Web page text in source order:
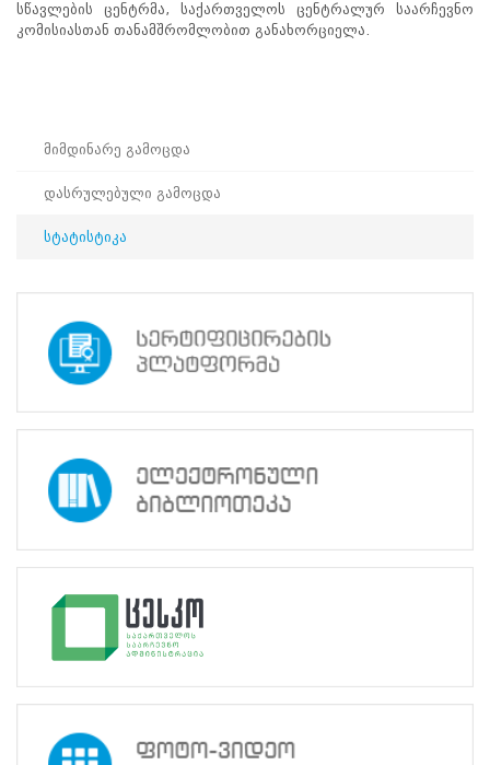
მიმდინარე
გამოცდა
დასრულებული
სტატისტიკა
აპრილს
გამოცხადებული
საუბნო
კომისიის
წევრთა
სერტიფიცირების
გამოცდა
საუბნო
კომისიის
წევრთა
სწავლების ცენტრმა, საქართველოს ცენტრალურ საარჩევნო
კომისიასთან თანამშრომლობით განახორციელა.
მიმდინარე გამოცდა
დასრულებული გამოცდა
სტატისტიკა